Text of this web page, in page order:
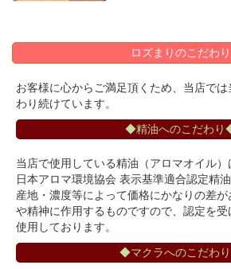
ロズまりのこだわり
お客様に心からご満足頂くため、当店で
わり続けています。
◆精油へのこだわ
当店で使用している精油（アロマオイル
日本アロマ環境協会 表示基準適合認定精
産地・濃度等によって価格にかなりの差
や精神に作用するものですので、認定を
使用しております。
◆マクラへのこだわ